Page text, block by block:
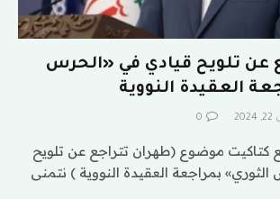
عن تلويح قيادي في «الحرس
العقيدة النووية
0
كتاكيت موضوع (طهران تتراجع عن تلويح
بمراجعة العقيدة النووية ) نتمنى